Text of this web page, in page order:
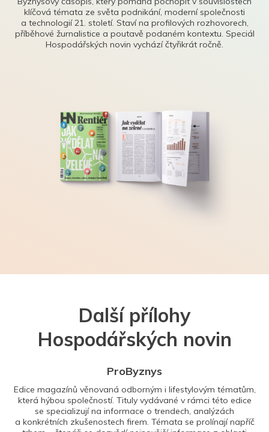
klíčová témata ze světa podnikání, moderní společnosti
a technologií 21. století. Staví na profilových rozhovorech,
příběhové žurnalistice a poutavě podaném kontextu. Speciál
Hospodářských novin vychází čtyřikrát ročně.
Další přílohy
Hospodářských novin
ProByznys
Edice magazínů věnovaná odborným i lifestylovým tématům,
která hýbou společností. Tituly vydávané v rámci této edice
se specializují na informace o trendech, analýzách
a konkrétních zkušenostech firem. Témata se prolínají napříč